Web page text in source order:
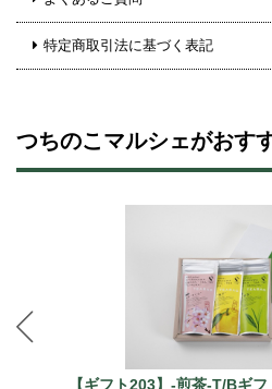
特定商取引法に基づく表記
つちのこマルシェがおす
【ギフト203】-煎茶-T/Bギ